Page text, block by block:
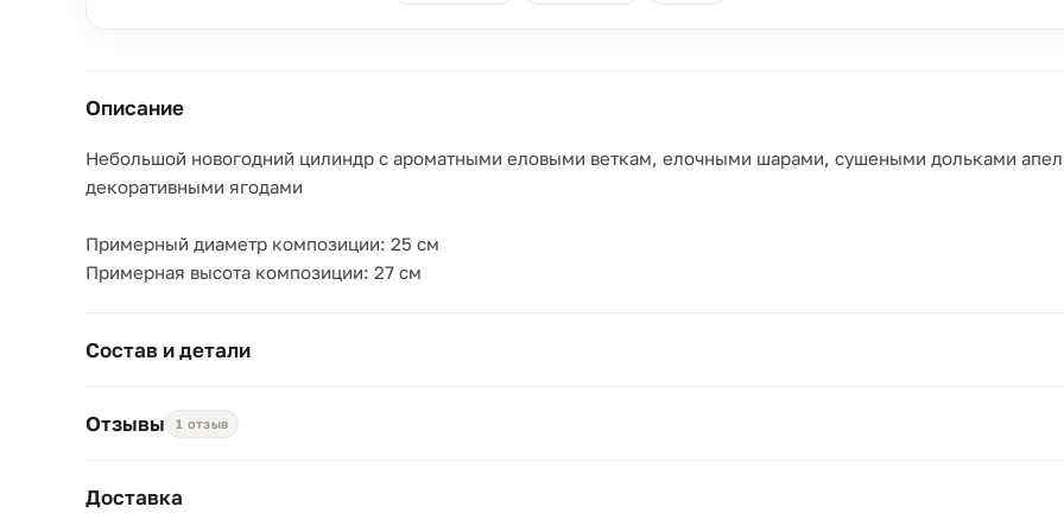
Описание
Небольшой новогодний цилиндр с ароматными еловыми веткам, елочными шарами, сушеными дольками
декоративными ягодами
Примерный диаметр композиции: 25 см
Примерная высота композиции: 27 см
Состав и детали
Отзывы 1 отзыв
Доставка